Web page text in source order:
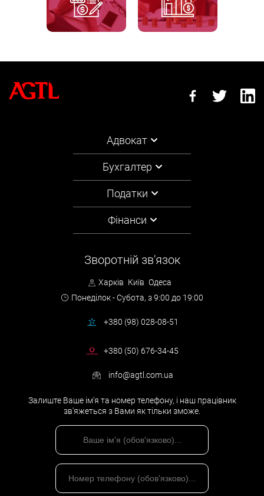
Адвокат
Бухгалтер
Податки
Фінанси
Зворотній зв'язок
Харків Київ Одеса
Понеділок - Субота, з 9:00 до 19:00
+380 (98) 028-08-51
+380 (50) 676-34-45
info@agtl.com.ua
Залиште Ваше ім'я та номер телефону, і наш працівник
зв'яжеться з Вами як тільки зможе.